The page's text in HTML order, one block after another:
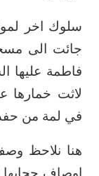
سلوك اخر
جائت الى
فاطمة عليها
لاثت خمارها
في لمة من
هنا نلاحظ
اوصاف